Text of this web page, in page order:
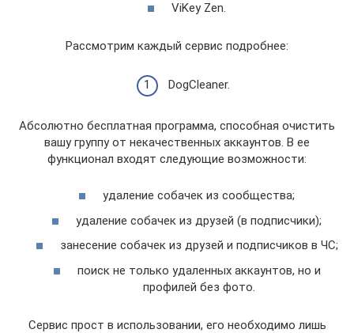
ViKey Zen.
Рассмотрим каждый сервис подробнее:
DogCleaner.
Абсолютно бесплатная программа, способная очистить
вашу группу от некачественных аккаунтов. В ее
функционал входят следующие возможности:
удаление собачек из сообщества;
удаление собачек из друзей (в подписчики);
занесение собачек из друзей и подписчиков в ЧС;
поиск не только удаленных аккаунтов, но и
профилей без фото.
Сервис прост в использовании, его необходимо лишь